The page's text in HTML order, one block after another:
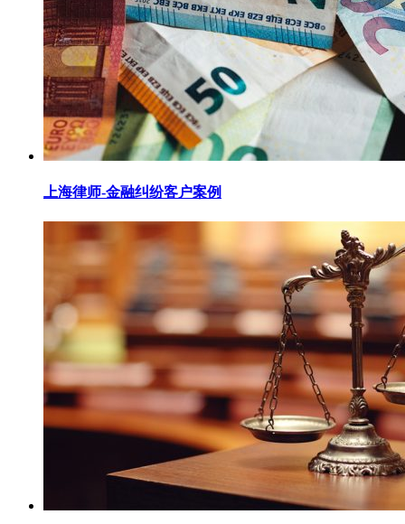
上海律师-金融纠纷客户案例